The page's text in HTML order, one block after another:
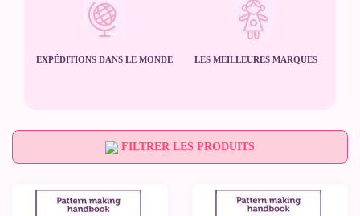
EXPÉDITIONS DANS LE MONDE LES MEILLEURES MARQUES
FILTRER LES PRODUITS